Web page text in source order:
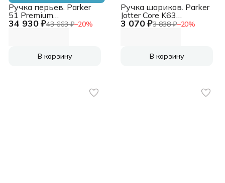
34 930 ₽43 663 ₽−20%
Ручка перьев. Parker
51 Premium
(CW2169078) Turquoise
В корзину
3 070 ₽3 838 ₽−20%
Ручка шариков. Parker
Jotter Core K63
(1953186) Royal Blue
В корзину